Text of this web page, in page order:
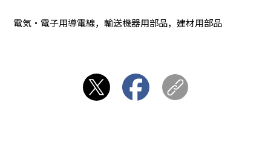
電気・電子用導電線，輸送機器用部品，建材用部品